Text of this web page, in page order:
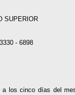
SUPERIOR
- 6898
los cinco días del